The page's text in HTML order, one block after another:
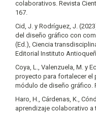
colaborativos. Revista
167.
Cid, J. y Rodríguez, J.
del diseño gráfico con
(Ed.), Ciencia
Editorial Instituto
Coya, L., Valenzuela, M. y
proyecto para fortalecer el
módulo de diseño gráfico.
Haro, H., Cárdenas, K.,
aprendizaje colaborativo a